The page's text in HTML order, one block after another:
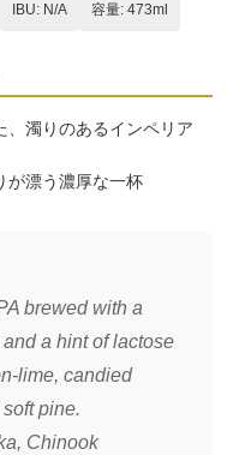
IBU: N/A 容量: 473ml
、濁りのあるインペリア
が漂う濃厚な一杯
brewed with a
a hint of lactose
lime, candied
pine.
Chinook